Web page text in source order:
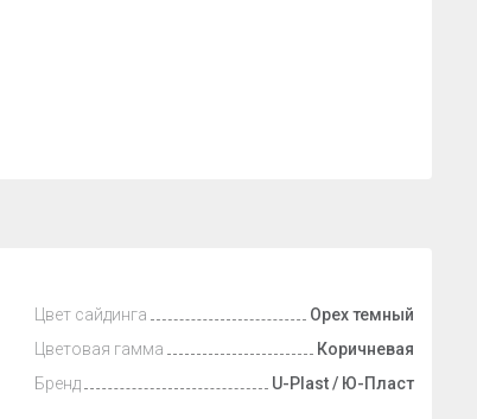
Цвет сайдинга
Орех темный
Цветовая гамма
Коричневая
Бренд
U-Plast / Ю-Пласт